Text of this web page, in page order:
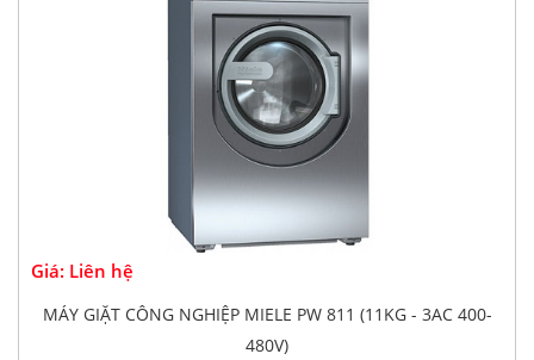
Giá: Liên hệ
MÁY GIẶT CÔNG NGHIỆP MIELE PW 811 (11KG - 3AC 400-
480V)